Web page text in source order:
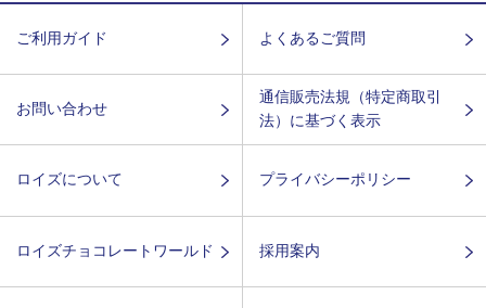
ご利用ガイド よくあるご質問
お問い合わせ
通信販売法規（特定商取引
法）に基づく表示
ロイズについて プライバシーポリシー
ロイズチョコレートワールド 採用案内